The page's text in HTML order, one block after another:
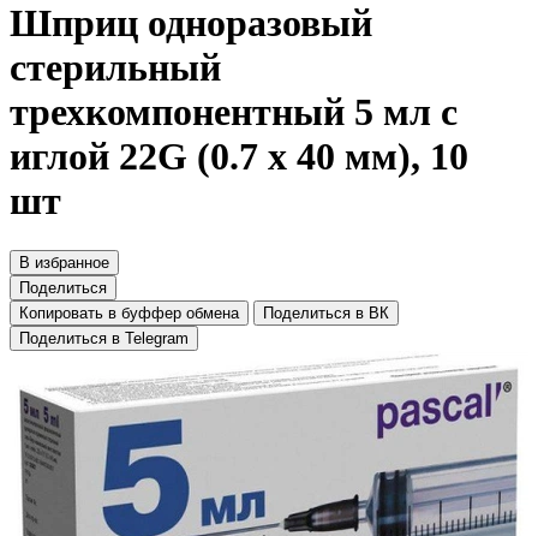
Шприц одноразовый
стерильный
трехкомпонентный 5 мл с
иглой 22G (0.7 х 40 мм), 10
шт
В избранное
Поделиться
Копировать в буффер обмена
Поделиться в ВК
Поделиться в Telegram